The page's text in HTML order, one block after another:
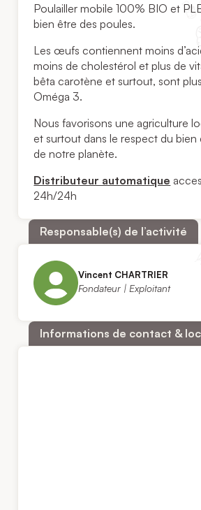
Poulailler mobile 100% BIO et
bien être des poules.
Les œufs contiennent moins
moins de cholestérol et plus de
bêta carotène et surtout, sont
Oméga 3.
Nous favorisons une agriculture
et surtout dans le respect du bien
de notre planète.
Distributeur automatique
24h/24h
Responsable(s) de l’activité
Vincent CHARTRIER
Fondateur | Exploitant
Informations de contact &